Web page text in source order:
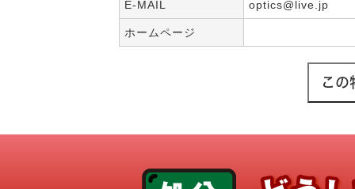
E-MAIL optics@live.jp
ホームページ